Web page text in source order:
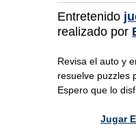
Entretenido
realizado por
Revisa el auto y
resuelve puzzles
Espero que lo
Jugar